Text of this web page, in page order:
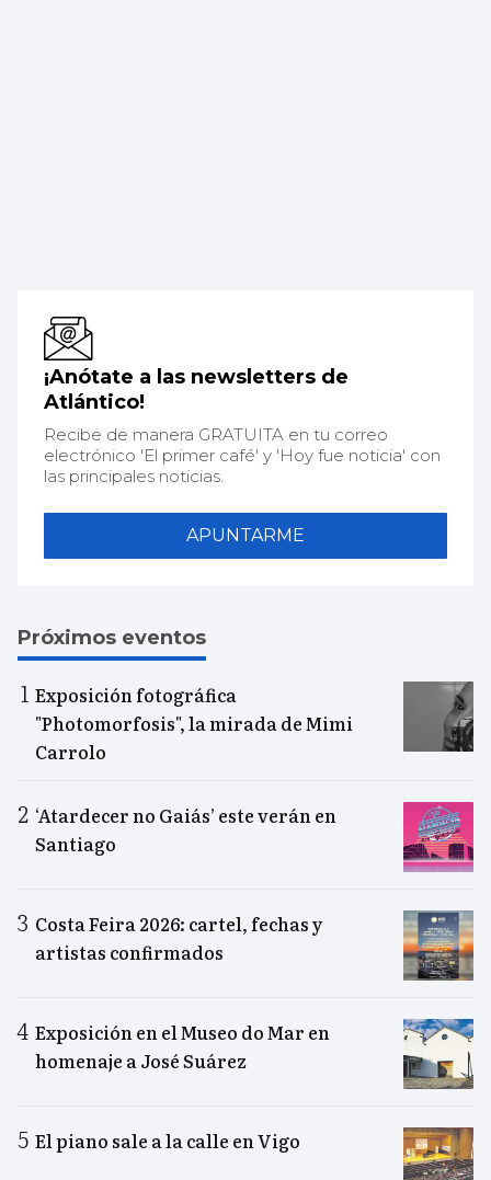
¡Anótate a las newsletters de
Atlántico!
Recibe de manera GRATUITA en tu correo
electrónico 'El primer café' y 'Hoy fue noticia' con
las principales noticias.
APUNTARME
Próximos eventos
Exposición fotográfica
"Photomorfosis", la mirada de Mimi
Carrolo
‘Atardecer no Gaiás’ este verán en
Santiago
Costa Feira 2026: cartel, fechas y
artistas confirmados
Exposición en el Museo do Mar en
homenaje a José Suárez
El piano sale a la calle en Vigo